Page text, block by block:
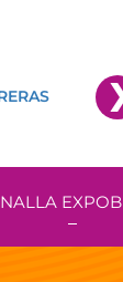
LA EXPO